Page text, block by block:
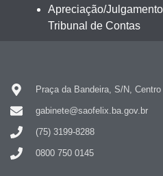
Apreciação/
Tribunal de Contas
Praça da Bandeira, S/N,
gabinete@saofelix.ba.gov.br
(75) 3199-8288
0800 750 0145